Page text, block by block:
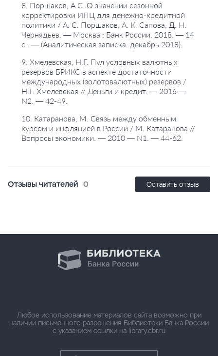
8. Поршаков, А.С. О значении сезонной
корректировки ИПЦ для денежно-кредитной
политики / А. С. Поршаков, А. К. Сапова, Д. Н.
Чернядьев. — Москва : Банк России, 2018. — 14
с.. — (Аналитическая записка. декабрь 2018).
9. Хмелевская, Н.Г. Пул условных валютных
резервов БРИКС в аспекте достаточности
международных (золотовалютных) резервов /
Н.Г. Хмелевская // Деньги и кредит. — 2016 —
N2. — 42-49.
10. Катаранова, М. Связь между обменным
курсом и инфляцией в России / М. Катаранова //
Вопросы экономики. — 2010 — N1. — 44-62.
Отзывы читателей 0 Оставить отзыв
Любое использование материалов сайта возможно при
наличии письменного разрешения Библиотеки Банка России
с указанием ссылки на library.cbr.ru